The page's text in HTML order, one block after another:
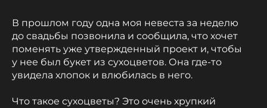
В прошлом году одна моя невеста за неделю
до свадьбы позвонила и сообщила, что хочет
поменять уже утвержденный проект и, чтобы
у нее был букет из сухоцветов. Она где-то
увидела хлопок и влюбилась в него.
Что такое сухоцветы? Это очень хрупкий